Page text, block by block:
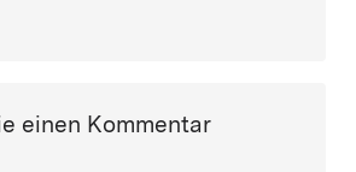
einen Kommentar